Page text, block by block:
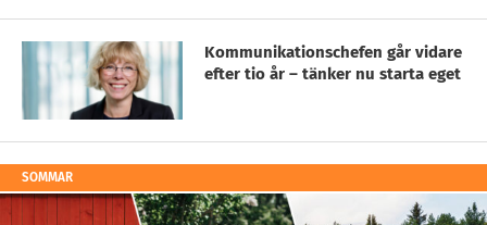
Kommunikationschefen går vidare
efter tio år – tänker nu starta eget
SOMMAR